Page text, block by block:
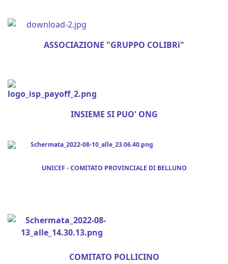
ASSOCIAZIONE "GRUPPO COLIBRì"
INSIEME SI PUO' ONG
UNICEF - COMITATO PROVINCIALE DI BELLUNO
COMITATO POLLICINO